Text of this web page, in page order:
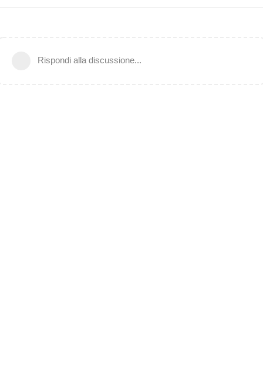
Rispondi alla discussione...